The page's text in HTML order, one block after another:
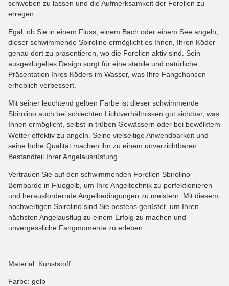
schweben zu lassen und die Aufmerksamkeit der Forellen zu
erregen.
Egal, ob Sie in einem Fluss, einem Bach oder einem See angeln,
dieser schwimmende Sbirolino ermöglicht es Ihnen, Ihren Köder
genau dort zu präsentieren, wo die Forellen aktiv sind. Sein
ausgeklügeltes Design sorgt für eine stabile und natürliche
Präsentation Ihres Köders im Wasser, was Ihre Fangchancen
erheblich verbessert.
Mit seiner leuchtend gelben Farbe ist dieser schwimmende
Sbirolino auch bei schlechten Lichtverhältnissen gut sichtbar, was
Ihnen ermöglicht, selbst in trüben Gewässern oder bei bewölktem
Wetter effektiv zu angeln. Seine vielseitige Anwendbarkeit und
seine hohe Qualität machen ihn zu einem unverzichtbaren
Bestandteil Ihrer Angelausrüstung.
Vertrauen Sie auf den schwimmenden Forellen Sbirolino
Bombarde in Fluogelb, um Ihre Angeltechnik zu perfektionieren
und herausfordernde Angelbedingungen zu meistern. Mit diesem
hochwertigen Sbirolino sind Sie bestens gerüstet, um Ihren
nächsten Angelausflug zu einem Erfolg zu machen und
unvergessliche Fangmomente zu erleben.
Material: Kunststoff
Farbe: gelb